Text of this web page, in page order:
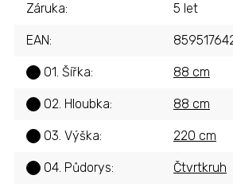
Záruka: 5 let
EAN:
01. Šířka: 88 cm
02. Hloubka: 88 cm
03. Výška: 220 cm
04. Půdorys: Čtvrtkruh